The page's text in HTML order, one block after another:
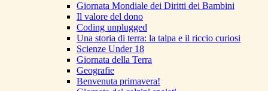
Giornata Mondiale dei Diritti dei Bambini
Il valore del dono
Coding unplugged
Una storia di terra: la talpa e il riccio curiosi
Scienze Under 18
Giornata della Terra
Geografie
Benvenuta primavera!